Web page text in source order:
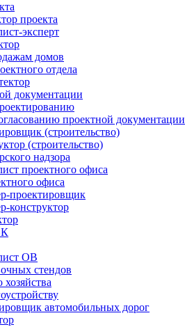
проекта
эксперт
домов
отдела
документации
проектной документации
(строительство)
(строительство)
надзора
проектного офиса
офиса
проектировщик
конструктор
ОВ
стендов
автомобильных дорог